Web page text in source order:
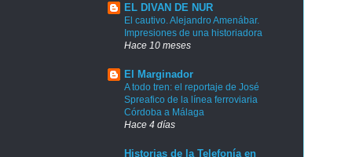
EL DIVAN DE NUR
El cautivo. Alejandro Amenábar.
Impresiones de una historiadora
Hace 10 meses
El Marginador
A todo tren: el reportaje de José
Spreafico de la línea ferroviaria
Córdoba a Málaga
Hace 4 días
Historias de la Telefonía en